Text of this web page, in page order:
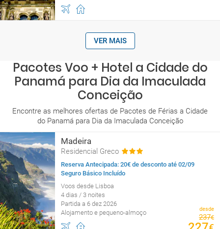
VER MAIS
Pacotes Voo + Hotel a Cidade do
Panamá para Dia da Imaculada
Conceição
Encontre as melhores ofertas de Pacotes de Férias a Cidade
do Panamá para Dia da Imaculada Conceição
Madeira
Residencial Greco
Reserva Antecipada: 20€ de desconto até 02/09
Seguro Básico Incluído
Voos desde Lisboa
4 dias / 3 noites
Partida a 6 dez 2026
Alojamento e pequeno-almoço
desde
237€